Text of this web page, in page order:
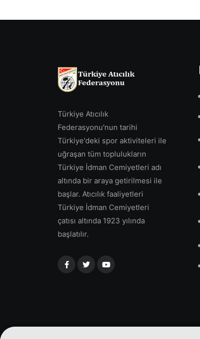
Türkiye Atıcılık
Federasyonu'nun tarihi
Türkiye'deki spor aktiviteleri ile
uğraşan tüm toplulukların
Türkiye İdman Cemiyetleri adı
altında bir araya getirilmesi ile
başlar. Atıcılık faaliyetleri
Türkiye İdman Cemiyetleri
çatısı altında 1923 yılında
başlatılır.